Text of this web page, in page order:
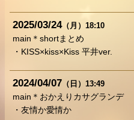
2025 03 24（月） 18:10
main＊shortまとめ
・KISS×kiss×Kiss 平井ver.
2024 04 07 （日） 13:49
main＊おかえりカサグランデ
・友情か愛情か